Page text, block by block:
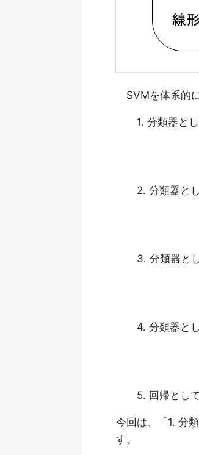
SVMを体系的
1. 分類器とし
2. 分類器とし
3. 分類器とし
4. 分類器とし
5. 回帰として
今回は、「1. 分
す。